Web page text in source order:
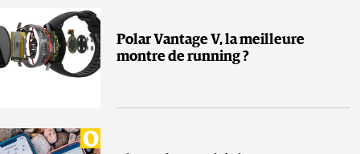
Polar Vantage V, la meilleure
montre de running ?